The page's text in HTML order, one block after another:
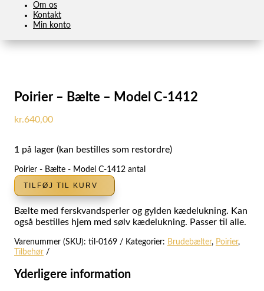
Om os
Kontakt
Min konto
Poirier – Bælte – Model C-1412
kr.640,00
1 på lager (kan bestilles som restordre)
Poirier - Bælte - Model C-1412 antal
TILFØJ TIL KURV
Bælte med ferskvandsperler og gylden kædelukning. Kan
også bestilles hjem med sølv kædelukning. Passer til alle.
Varenummer (SKU): til-0169 Kategorier: Brudebælter, Poirier,
Tilbehør
Yderligere information